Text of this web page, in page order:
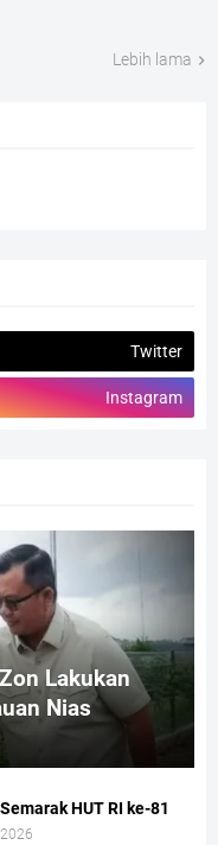
Lebih lama
Twitter
Instagram
Lakukan
Nias
HUT RI ke-81